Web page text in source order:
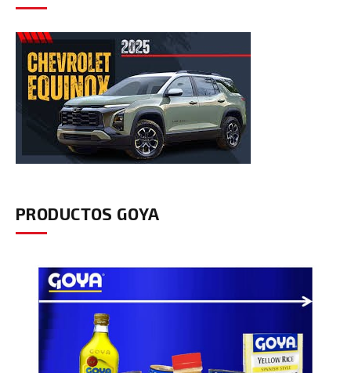
PRODUCTOS GOYA